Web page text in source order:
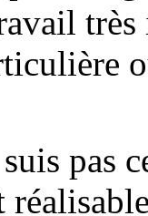
pas